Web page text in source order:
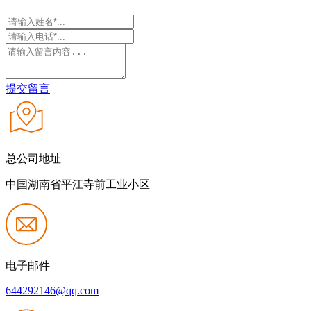
提交留言
总公司地址
中国湖南省平江寺前工业小区
电子邮件
644292146@qq.com